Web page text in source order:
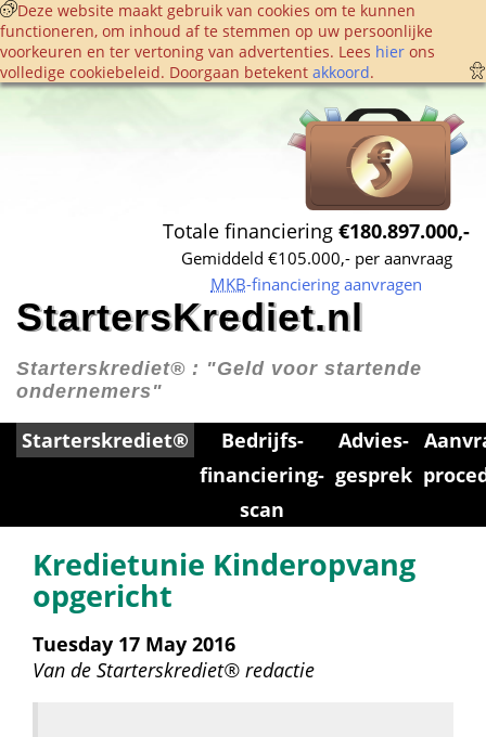
Deze website maakt gebruik van cookies om te kunnen
functioneren, om inhoud af te stemmen op uw persoonlijke
voorkeuren en ter vertoning van advertenties. Lees hier ons
volledige cookie­beleid. Doorgaan betekent akkoord.
Totale financiering €180.897.000,-
Gemiddeld €105.000,- per aanvraag
MKB-financiering aanvragen
StartersKrediet.nl
Starterskrediet® : "Geld voor startende
ondernemers"
Starterskrediet®
Bedrijfs­
financiering­
scan
Advies­
gesprek
Kredietunie Kinderopvang
opgericht
Tuesday 17 May 2016
Van de Starterskrediet® redactie